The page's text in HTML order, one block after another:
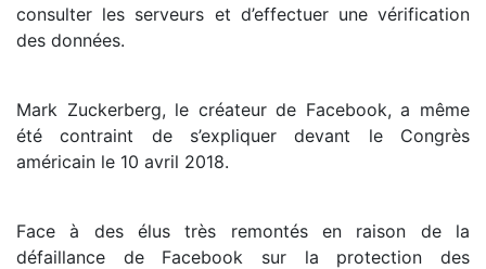
consulter les serveurs et d’effectuer une vérification
des données.
Mark Zuckerberg, le créateur de Facebook, a même
été contraint de s’expliquer devant le Congrès
américain le 10 avril 2018.
Face à des élus très remontés en raison de la
défaillance de Facebook sur la protection des